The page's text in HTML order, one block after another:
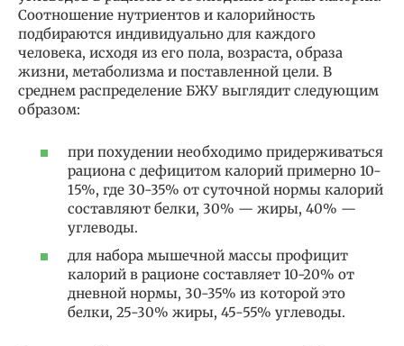
Соотношение нутриентов и калорийность
подбираются индивидуально для каждого
человека, исходя из его пола, возраста, образа
жизни, метаболизма и поставленной цели. В
среднем распределение БЖУ выглядит следующим
образом:
при похудении необходимо придерживаться
рациона с дефицитом калорий примерно 10-
15%, где 30-35% от суточной нормы калорий
составляют белки, 30% — жиры, 40% —
углеводы.
для набора мышечной массы профицит
калорий в рационе составляет 10-20% от
дневной нормы, 30-35% из которой это
белки, 25-30% жиры, 45-55% углеводы.